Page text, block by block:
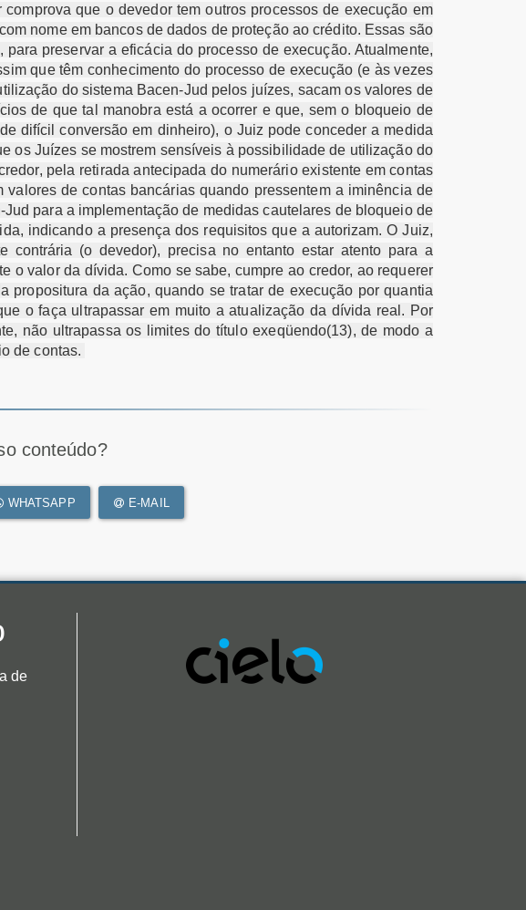
que o devedor tem outros processos de execução em
nome em bancos de dados de proteção ao crédito. Essas são
preservar a eficácia do processo de execução. Atualmente,
que têm conhecimento do processo de execução (e às vezes
do sistema Bacen-Jud pelos juízes, sacam os valores de
de que tal manobra está a ocorrer e que, sem o bloqueio de
difícil conversão em dinheiro), o Juiz pode conceder a medida
os Juízes se mostrem sensíveis à possibilidade de utilização do
pela retirada antecipada do numerário existente em contas
de contas bancárias quando pressentem a iminência de
para a implementação de medidas cautelares de bloqueio de
indicando a presença dos requisitos que a autorizam. O Juiz,
(o devedor), precisa no entanto estar atento para a
valor da dívida. Como se sabe, cumpre ao credor, ao requerer
da ação, quando se tratar de execução por quantia
o faça ultrapassar em muito a atualização da dívida real. Por
não ultrapassa os limites do título exeqüendo(13), de modo a
de contas.
conteúdo?
WHATSAPP E-MAIL
de